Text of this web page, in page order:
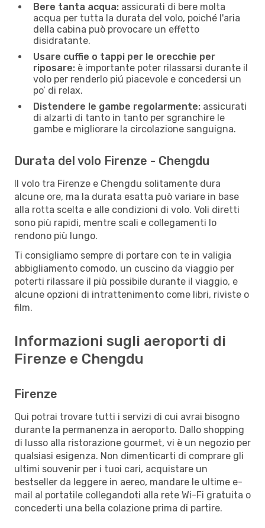
Bere tanta acqua: assicurati di bere molta
acqua per tutta la durata del volo, poiché l'aria
della cabina può provocare un effetto
disidratante.
Usare cuffie o tappi per le orecchie per
riposare: è importante poter rilassarsi durante il
volo per renderlo piú piacevole e concedersi un
po’ di relax.
Distendere le gambe regolarmente: assicurati
di alzarti di tanto in tanto per sgranchire le
gambe e migliorare la circolazione sanguigna.
Durata del volo Firenze - Chengdu
Il volo tra Firenze e Chengdu solitamente dura
alcune ore, ma la durata esatta può variare in base
alla rotta scelta e alle condizioni di volo. Voli diretti
sono più rapidi, mentre scali e collegamenti lo
rendono più lungo.
Ti consigliamo sempre di portare con te in valigia
abbigliamento comodo, un cuscino da viaggio per
poterti rilassare il più possibile durante il viaggio, e
alcune opzioni di intrattenimento come libri, riviste o
film.
Informazioni sugli aeroporti di
Firenze e Chengdu
Firenze
Qui potrai trovare tutti i servizi di cui avrai bisogno
durante la permanenza in aeroporto. Dallo shopping
di lusso alla ristorazione gourmet, vi è un negozio per
qualsiasi esigenza. Non dimenticarti di comprare gli
ultimi souvenir per i tuoi cari, acquistare un
bestseller da leggere in aereo, mandare le ultime e-
mail al portatile collegandoti alla rete Wi-Fi gratuita o
concederti una bella colazione prima di partire.